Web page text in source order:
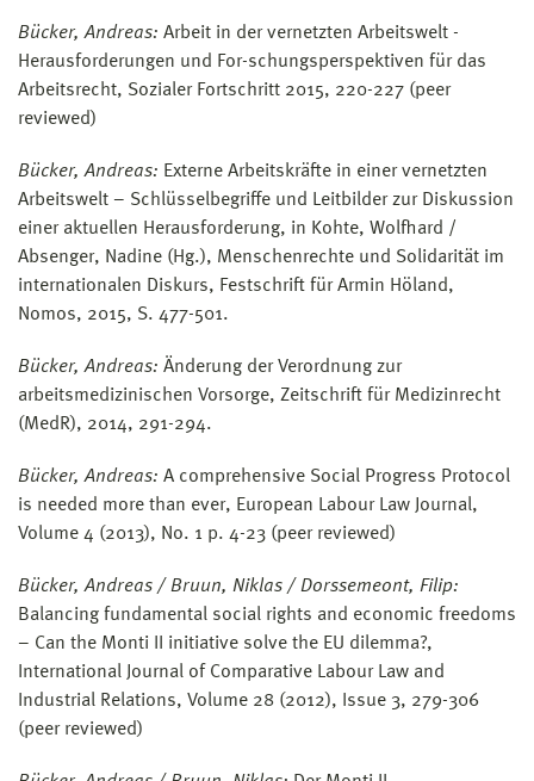
Bücker, Andreas: Arbeit in der vernetzten Arbeitswelt -
Herausforderungen und For-schungsperspektiven für das
Arbeitsrecht, Sozialer Fortschritt 2015, 220-227 (peer
reviewed)
Bücker, Andreas: Externe Arbeitskräfte in einer vernetzten
Arbeitswelt – Schlüsselbegriffe und Leitbilder zur Diskussion
einer aktuellen Herausforderung, in Kohte, Wolfhard /
Absenger, Nadine (Hg.), Menschenrechte und Solidarität im
internationalen Diskurs, Festschrift für Armin Höland,
Nomos, 2015, S. 477-501.
Bücker, Andreas: Änderung der Verordnung zur
arbeitsmedizinischen Vorsorge, Zeitschrift für Medizinrecht
(MedR), 2014, 291-294.
Bücker, Andreas: A comprehensive Social Progress Protocol
is needed more than ever, European Labour Law Journal,
Volume 4 (2013), No. 1 p. 4-23 (peer reviewed)
Bücker, Andreas / Bruun, Niklas / Dorssemeont, Filip:
Balancing fundamental social rights and economic freedoms
– Can the Monti II initiative solve the EU dilemma?,
International Journal of Comparative Labour Law and
Industrial Relations, Volume 28 (2012), Issue 3, 279-306
(peer reviewed)